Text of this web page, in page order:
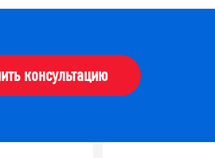
консультацию